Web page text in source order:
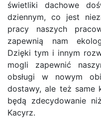
świetliki dachowe
dziennym, co jest
pracy naszych
zapewnią nam
Dzięki tym i innym
mogli zapewnić
obsługi w nowym
dostawy, ale też same
będą zdecydowanie
Kacyrz.